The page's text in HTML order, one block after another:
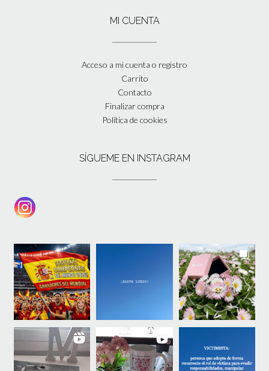
MI CUENTA
Acceso a mi cuenta o registro
Carrito
Contacto
Finalizar compra
Política de cookies
SÍGUEME EN INSTAGRAM